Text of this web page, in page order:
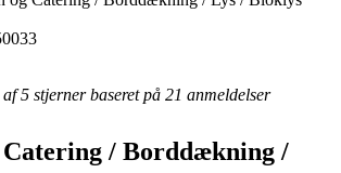
5 stjerner baseret på 21 anmeldelser
/ Borddækning /